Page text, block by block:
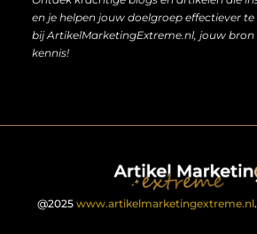
en je helpen jouw doelgroep effectiever
bij ArtikelMarketingExtreme.nl, jouw
kennis!
@2025 www.artikelmarketingextreme.nl